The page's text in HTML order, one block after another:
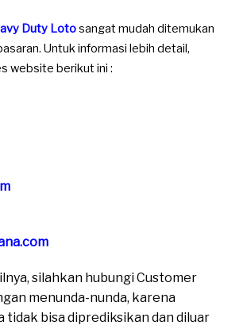
Duty Lotosangat mudah ditemukan
Untuk informasi lebih detail,
website berikut ini :
silahkan hubungi Customer
menunda-nunda, karena
tidak bisa diprediksikan dan diluar